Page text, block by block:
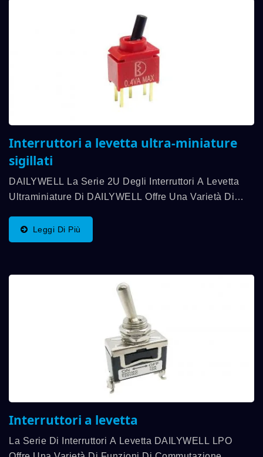
Interruttori a levetta ultra-miniature
sigillati
DAILYWELL La Serie 2U Degli Interruttori A Levetta
Ultraminiature Di DAILYWELL Offre Una Varietà Di
Capacità Di Contatto Fino A 0,4VA. Con Montaggio
PCB Destro...
Leggi Di Più
Interruttori a levetta
La Serie Di Interruttori A Levetta DAILYWELL LPO